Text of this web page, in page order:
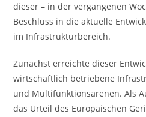
dieser – in der vergangenen
Beschluss in die aktuelle
im Infrastrukturbereich.
Zunächst erreichte dieser
wirtschaftlich betriebene
und Multifunktionsarenen. Als
das Urteil des Europäischen